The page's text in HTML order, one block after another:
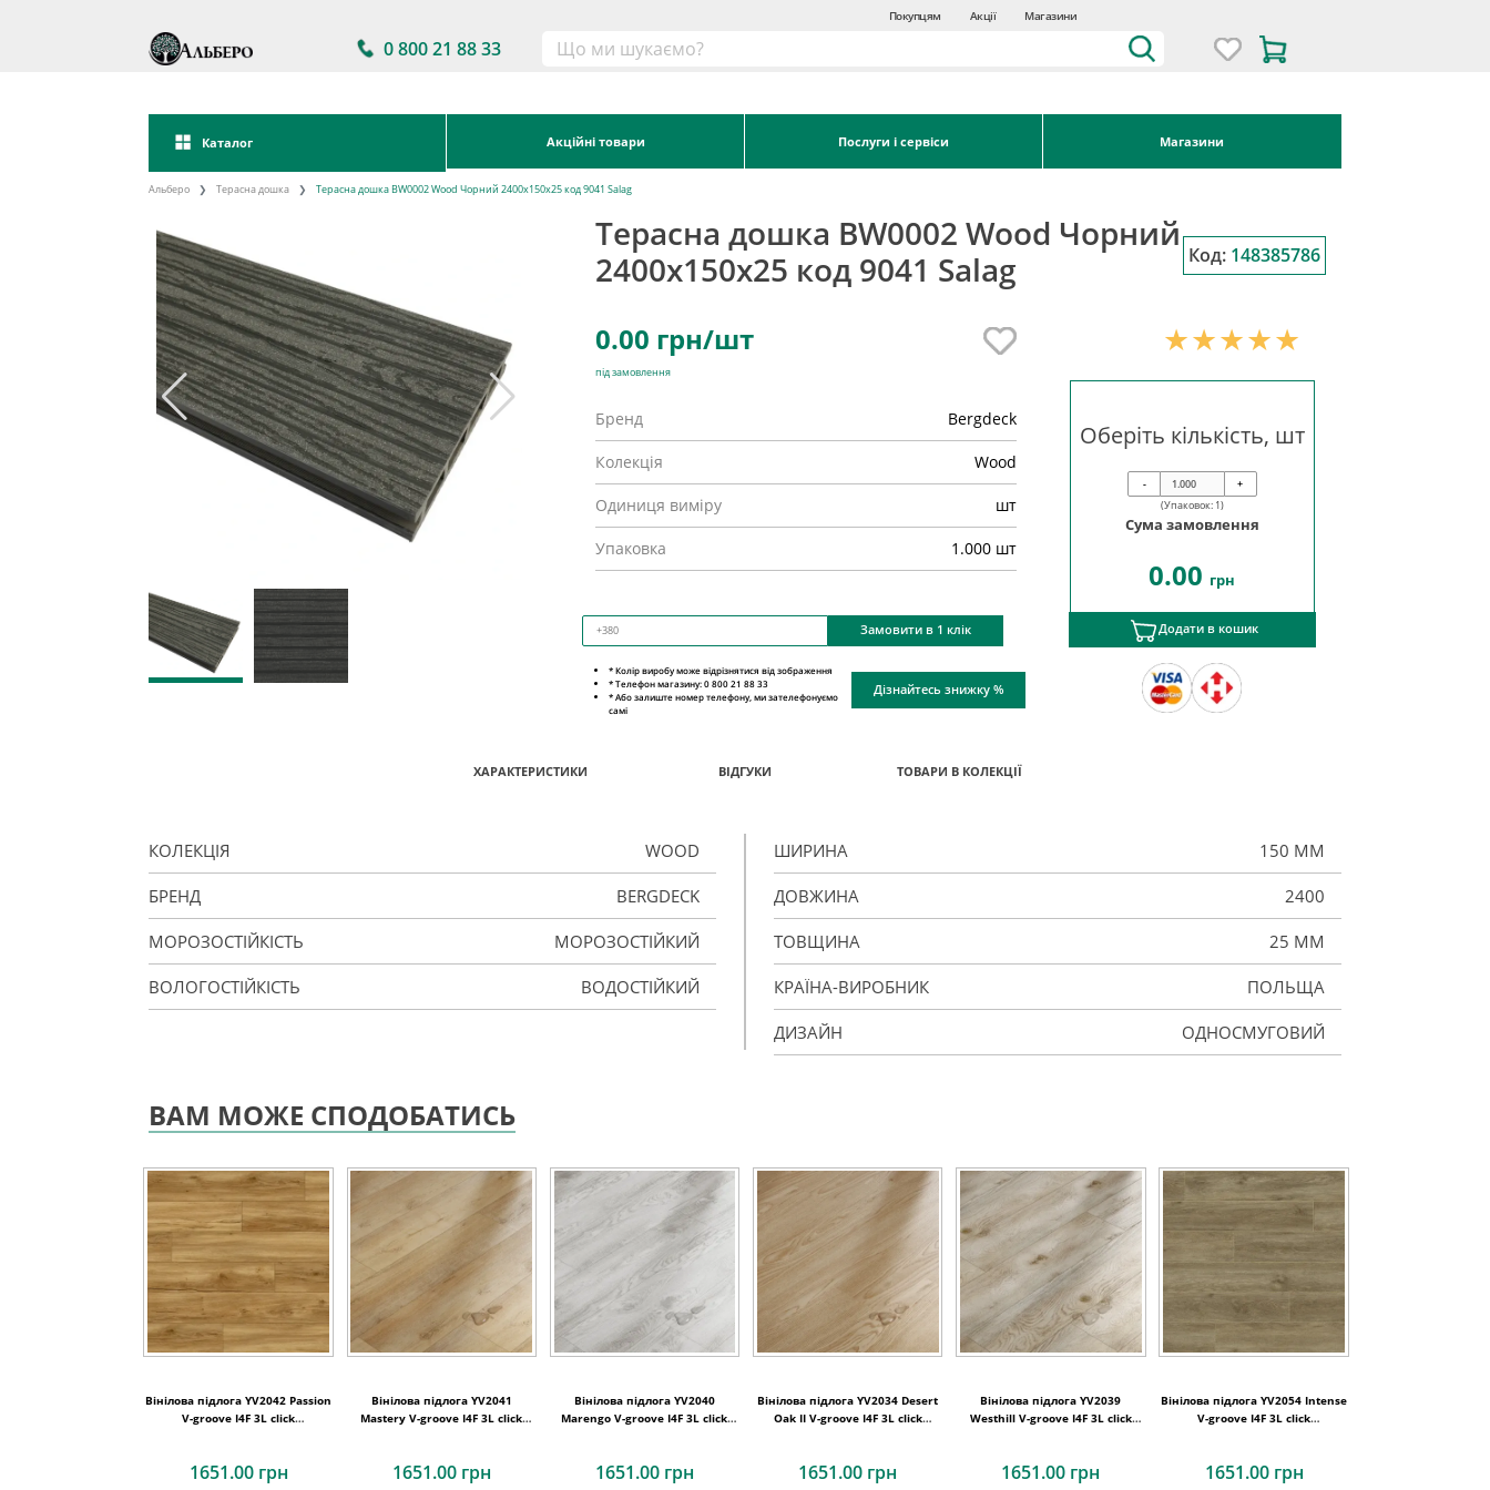
Покупцям Акції Магазини
0 800 21 88 33
Каталог Акційні товари Послуги і сервіси Магазини
Альберо Терасна дошка Терасна дошка BW0002 Wood Чорний 2400х150х25 код 9041 Salag
Терасна дошка BW0002 Wood Чорний
2400х150х25 код 9041 Salag
Код: 148385786
0.00 грн/шт
під замовлення
Бренд Bergdeck
Колекція Wood
Одиниця виміру шт
Упаковка 1.000 шт
Замовити в 1 клік
Оберіть кількість, шт
-
+
(Упаковок: 1)
Сума замовлення
0.00 грн
Додати в кошик
* Колір виробу може відрізнятися від зображення
* Телефон магазину: 0 800 21 88 33
* Або залиште номер телефону, ми зателефонуємо
самі
Дізнайтесь знижку %
ХАРАКТЕРИСТИКИ ВІДГУКИ ТОВАРИ В КОЛЕКЦІЇ
КОЛЕКЦІЯ WOOD
БРЕНД BERGDECK
МОРОЗОСТІЙКІСТЬ МОРОЗОСТІЙКИЙ
ВОЛОГОСТІЙКІСТЬ ВОДОСТІЙКИЙ
ШИРИНА 150 ММ
ДОВЖИНА 2400
ТОВЩИНА 25 ММ
КРАЇНА-ВИРОБНИК ПОЛЬЩА
ДИЗАЙН ОДНОСМУГОВИЙ
ВАМ МОЖЕ СПОДОБАТИСЬ
Вінілова підлога YV2042 Passion
V-groove I4F 3L click
1651.00 грн
Вінілова підлога YV2041
Mastery V-groove I4F 3L click
1651.00 грн
Вінілова підлога YV2040
Marengo V-groove I4F 3L click
1651.00 грн
Вінілова підлога YV2034 Desert
Oak II V-groove I4F 3L click
1651.00 грн
Вінілова підлога YV2039
Westhill V-groove I4F 3L click
1651.00 грн
Вінілова підлога YV2054 Intense
V-groove I4F 3L click
1651.00 грн